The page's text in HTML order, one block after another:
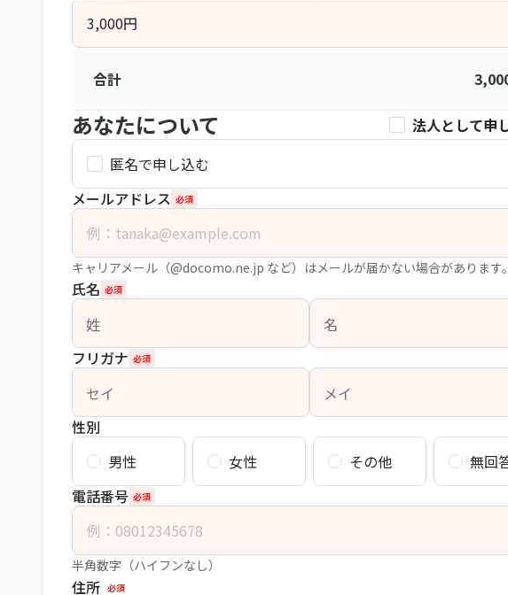
3,000円
合計
あなたについて
法人として申
匿名で申し込む
メールアドレス 必須
キャリアメール（@docomo.ne.jp など）はメールが届かない場合があります
氏名 必須
姓
名
フリガナ 必須
セイ
メイ
性別
男性
女性 その他
無回
電話番号 必須
半角数字（ハイフンなし）
住所 必須